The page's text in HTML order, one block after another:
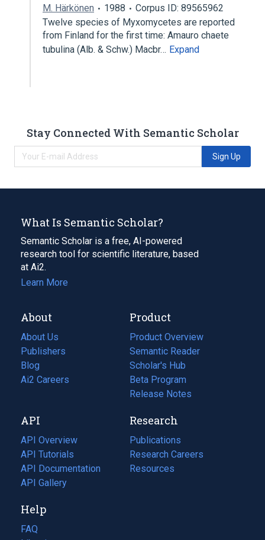
M. Härkönen 1988
Corpus ID: 89565962
Twelve species of Myxomycetes are reported
from Finland for the first time: Amauro­ chaete
tubulina (Alb. & Schw.) Macbr… Expand
Stay Connected With Semantic Scholar
Sign Up
What Is Semantic Scholar?
Semantic Scholar is a free, AI-powered
research tool for scientific literature, based
at Ai2.
Learn More
About
About Us
Publishers
Blog
(opens
in
tab)
Ai2 Careers
(opens
new
tab)
Product
Product Overview
Semantic Reader
Scholar's Hub
Beta Program
Release Notes
API
API Overview
API Tutorials
API Documentation
(opens
in
new
tab)
API Gallery
Research
Publications
(opens
in
a
Research Careers
(opens
in
Resources
(opens
Help
FAQ